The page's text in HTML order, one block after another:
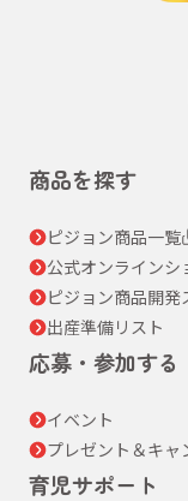
商品を探す
ピジョン商品一覧
公式オンラインシ
ピジョン商品開発
出産準備リスト
応募・参加する
イベント
プレゼント＆キャ
育児サポート